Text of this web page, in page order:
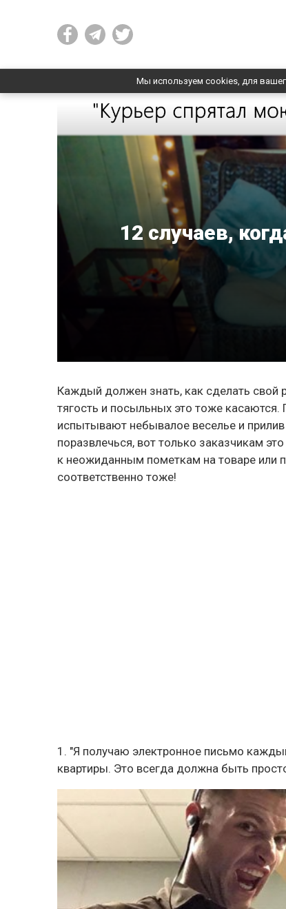
Мы используем cookies, для
12 случаев,
Каждый должен знать, как сделать свой
тягость и посыльных это тоже
испытывают небывалое веселье и
поразвлечься, вот только заказчикам
к неожиданным пометкам на товаре или
соответственно тоже!
1. "Я получаю электронное письмо
квартиры. Это всегда должна быть